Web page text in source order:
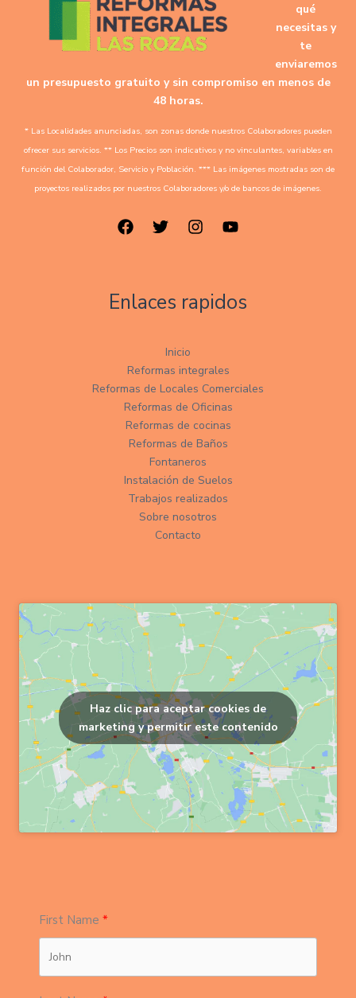
qué
necesitas y
te
enviaremos
un presupuesto gratuito y sin compromiso en menos de
48 horas.
* Las Localidades anunciadas, son zonas donde nuestros Colaboradores pueden
ofrecer sus servicios. ** Los Precios son indicativos y no vinculantes, variables en
función del Colaborador, Servicio y Población. *** Las imágenes mostradas son de
proyectos realizados por nuestros Colaboradores y/o de bancos de imágenes.
Enlaces rapidos
Inicio
Reformas integrales
Reformas de Locales Comerciales
Reformas de Oficinas
Reformas de cocinas
Reformas de Baños
Fontaneros
Instalación de Suelos
Trabajos realizados
Sobre nosotros
Contacto
Haz clic para aceptar cookies de
marketing y permitir este contenido
First Name